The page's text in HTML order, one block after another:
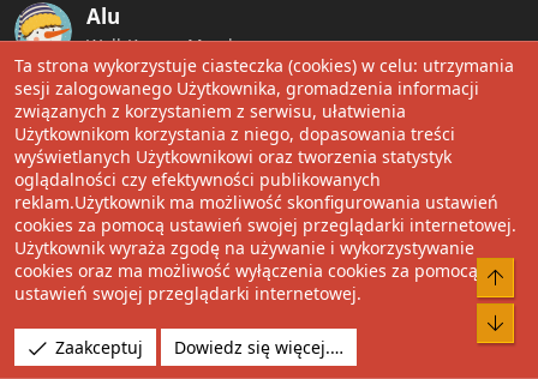
o
n
s
:
Alu
Well-Known Member
To, że producent sobie opatentował jakiś
charakterystyczny element konstrukcji cartridża,
żeby się bronić przed firmami oferującymi
zamienniki, nie oznacza, że nie można zbudować
libre drukarki. Konkurencji jakoś się udaje zbudować
własne.
#170
Ta strona wykorzystuje ciasteczka (cookies) w celu: utrzymania
sesji zalogowanego Użytkownika, gromadzenia informacji
związanych z korzystaniem z serwisu, ułatwienia
Użytkownikom korzystania z niego, dopasowania treści
wyświetlanych Użytkownikowi oraz tworzenia statystyk
oglądalności czy efektywności publikowanych
reklam.Użytkownik ma możliwość skonfigurowania ustawień
cookies za pomocą ustawień swojej przeglądarki internetowej.
Użytkownik wyraża zgodę na używanie i wykorzystywanie
cookies oraz ma możliwość wyłączenia cookies za pomocą
ustawień swojej przeglądarki internetowej.
Zaakceptuj Dowiedz się więcej.…